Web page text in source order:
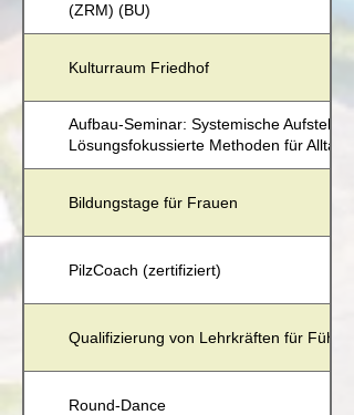
(ZRM) (BU)
Kulturraum Friedhof
Aufbau-Seminar: Systemische
Lösungsfokussierte Methoden für Alltag
Bildungstage für Frauen
PilzCoach (zertifiziert)
Qualifizierung von Lehrkräften für
Round-Dance